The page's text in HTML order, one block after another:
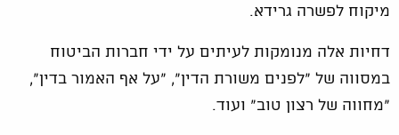
מיקוח לפשרה גרידא.
דחיות אלה מנומקות לעיתים על ידי חברות הביטוח
במסווה של "לפנים משורת הדין", "על אף האמור בדין",
"מחווה של רצון טוב" ועוד.